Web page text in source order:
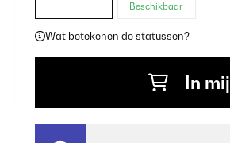
Beschikbaar
Wat betekenen de statussen?
In